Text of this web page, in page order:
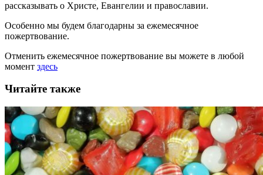
рассказывать о Христе, Евангелии и православии.
Особенно мы будем благодарны за ежемесячное
пожертвование.
Отменить ежемесячное пожертвование вы можете в любой
момент здесь
Читайте также